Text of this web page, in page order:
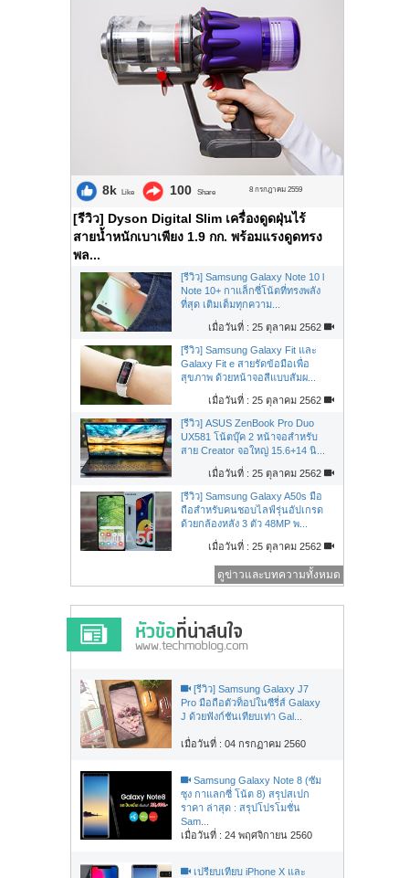
8k Like 100 Share 8 กรกฎาคม 2559
[รีวิว] Dyson Digital Slim เครื่องดูดฝุ่นไร้
สายน้ำหนักเบาเพียง 1.9 กก. พร้อมแรงดูดทรง
พล...
[รีวิว] Samsung Galaxy Note 10 l
Note 10+ กาแล็กซี่โน้ตที่ทรงพลัง
ที่สุด เติมเต็มทุกความ...
เมื่อวันที่ : 25 ตุลาคม 2562
[รีวิว] Samsung Galaxy Fit และ
Galaxy Fit e สายรัดข้อมือเพื่อ
สุขภาพ ด้วยหน้าจอสีแบบสัมผ...
เมื่อวันที่ : 25 ตุลาคม 2562
[รีวิว] ASUS ZenBook Pro Duo
UX581 โน้ตบุ๊ค 2 หน้าจอสำหรับ
สาย Creator จอใหญ่ 15.6+14 นิ...
เมื่อวันที่ : 25 ตุลาคม 2562
[รีวิว] Samsung Galaxy A50s มือ
ถือสำหรับคนชอบไลฟ์รุ่นอัปเกรด
ด้วยกล้องหลัง 3 ตัว 48MP พ...
เมื่อวันที่ : 25 ตุลาคม 2562
ดูข่าวและบทความทั้งหมด
[รีวิว] Samsung Galaxy J7
Pro มือถือตัวท็อปในซีรี่ส์ Galaxy
J ด้วยฟังก์ชันเทียบเท่า Gal...
เมื่อวันที่ : 04 กรกฏาคม 2560
Samsung Galaxy Note 8 (ซัม
ซุง กาแลกซี่ โน้ต 8) สรุปสเปก
ราคา ล่าสุด : สรุปโปรโมชั่น
Sam...
เมื่อวันที่ : 24 พฤศจิกายน 2560
เปรียบเทียบ iPhone X และ